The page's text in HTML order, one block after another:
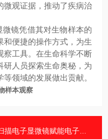
微观证据，推动了疾病治
镜凭借其对生物样本的
和便捷的操作方式，为生
察工具。在生命科学不断
研人员探索生命奥秘，为
领域的发展做出贡献。
样本观察
子显微镜赋能电子元件检测